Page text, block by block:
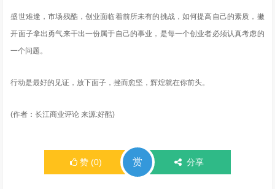
盛世难逢，市场残酷，创业面临着前所未有的挑战，如何提高自己的素质，撇
开面子拿出勇气来干出一份属于自己的事业，是每一个创业者必须认真考虑的
一个问题。
行动是最好的见证，放下面子，挫而愈坚，辉煌就在你前头。
(作者：长江商业评论 来源:好酷)
赞 (0) 赏 分享